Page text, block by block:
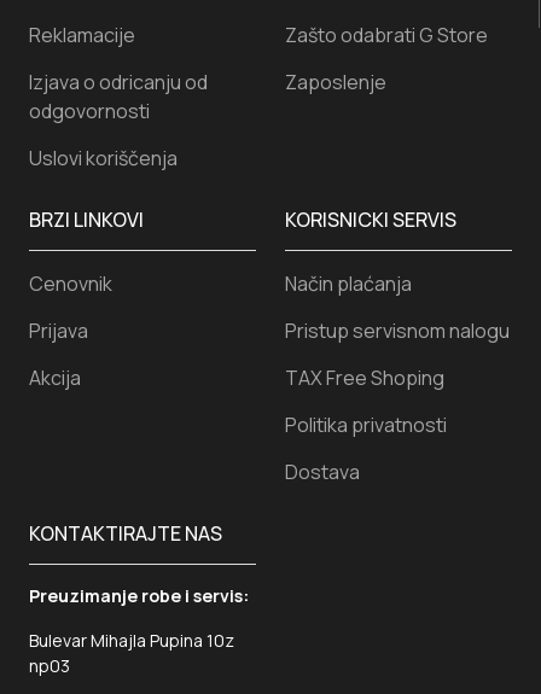
KORISNICKI SERVIS
Način plaćanja
Pristup servisnom nalogu
TAX Free Shoping
Politika privatnosti
Dostava
Reklamacije
Izjava o odricanju od
odgovornosti
Uslovi koriščenja
KONTAKTIRAJTE NAS
Preuzimanje robe i servis:
Bulevar Mihajla Pupina 10z
np03
Zašto odabrati G Store
Zaposlenje
BRZI LINKOVI
Cenovnik
Prijava
Akcija